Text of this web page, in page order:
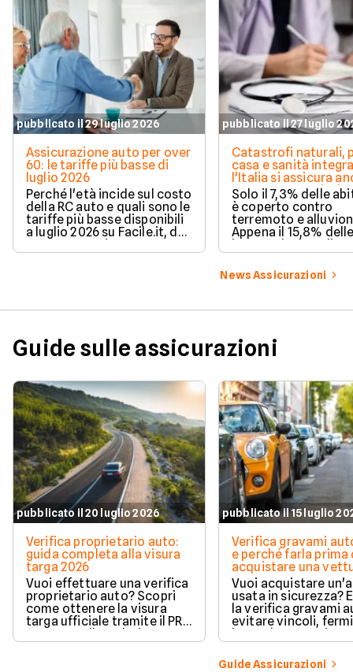
pubblicato il 29 luglio 2026
Assicurazione auto per over
60: le tariffe più basse di
luglio 2026
Perché l'età incide sul costo
della RC auto e quali sono le
tariffe più basse disponibili
a luglio 2026 su Facile.it, da
106,32€ annui.
pubblicato il 27 luglio
Catastrofi naturali,
casa e sanità
l'Italia si assicura
troppo poco. I dati
Solo il 7,3% delle
è coperto contro
terremoto e
Appena il 15,8%
imprese ha la polizza
catastrofale
dati ANIA 2025 sul
assicurativo
News Assicurazioni
Guide sulle assicurazioni
pubblicato il 20 luglio 2026
Verifica proprietario auto:
guida completa alla visura
targa 2026
Vuoi effettuare una verifica
proprietario auto? Scopri
come ottenere la visura
targa ufficiale tramite il PRA
per controllare dati e
vincoli in totale sicurezza.
pubblicato il 15 luglio
Verifica gravami
e perché farla prima
acquistare una
Vuoi acquistare
usata in sicurezza?
la verifica gravami
evitare vincoli,
ipoteche. Scopri
tutelare il tuo
Guide Assicurazioni